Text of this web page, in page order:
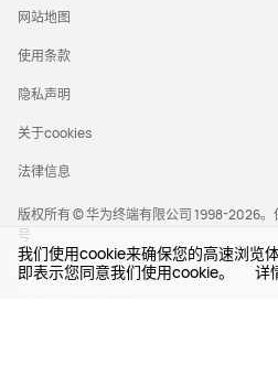
我们使用cookie来确保您的高速浏览
即表示您同意我们使用cookie。
详
版权所有 © 华为终端有限公司 1998-2026。
号
网站地图
使用条款
隐私声明
关于cookies
法律信息